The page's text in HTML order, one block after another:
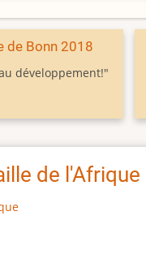
de Bonn 2018
développement!"
de l'Afrique